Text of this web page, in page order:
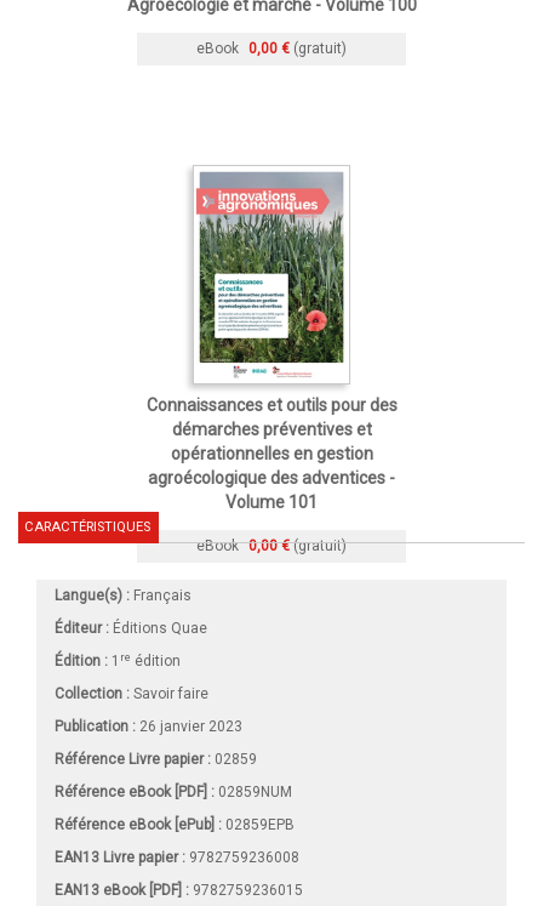
Agroécologie et marché - Volume 100
eBook 0,00 € (gratuit)
Connaissances et outils pour des
démarches préventives et
opérationnelles en gestion
agroécologique des adventices -
Volume 101
eBook 0,00 €(gratuit)
CARACTÉRISTIQUES
Langue(s) : Français
Éditeur : Éditions Quae
Édition : 1 re édition
Collection : Savoir faire
Publication : 26 janvier 2023
Référence Livre papier : 02859
Référence eBook [PDF] : 02859NUM
Référence eBook [ePub] : 02859EPB
EAN13 Livre papier : 9782759236008
EAN13 eBook [PDF] : 9782759236015